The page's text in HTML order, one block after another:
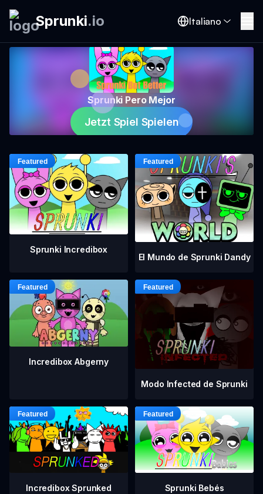
Sprunki.io Italiano
Sprunki Pero Mejor
Jetzt Spiel Spielen
Sprunki Incredibox
El Mundo de Sprunki Dandy
Incredibox Abgerny
Modo Infected de Sprunki
Incredibox Sprunked Sprunki Bebés